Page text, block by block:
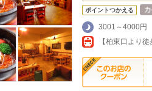
ポイントつかえる
3001～4000円